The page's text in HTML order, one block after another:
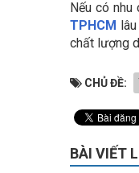
Nếu có
TPHCM
chất lượng
CHỦ ĐỀ:
BÀI VIẾT